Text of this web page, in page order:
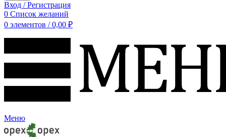
Вход / Регистрация
0 Список желаний
0 элементов / 0,00 ₽
Меню